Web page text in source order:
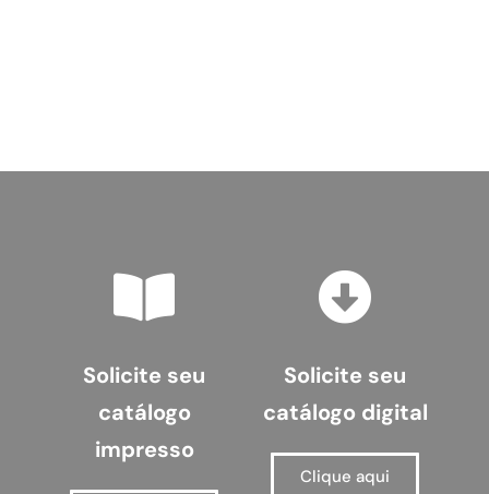
Solicite seu
catálogo
impresso
Solicite seu
catálogo digital
Clique aqui